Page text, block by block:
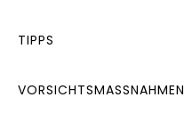
TIPPS
VORSICHTSMASSNAHMEN